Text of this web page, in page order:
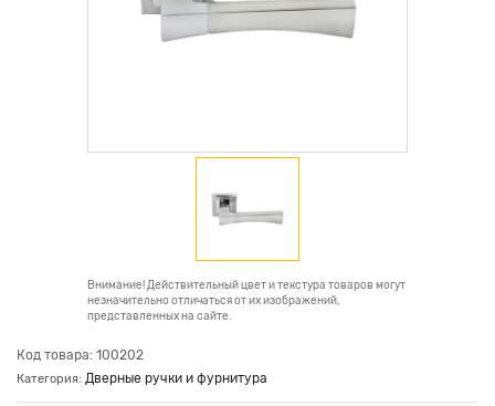
Внимание! Действительный цвет и текстура товаров могут
незначительно отличаться от их изображений,
представленных на сайте.
Код товара: 100202
Категория: Дверные ручки и фурнитура